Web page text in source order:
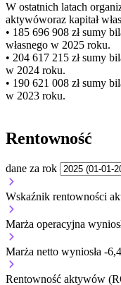
W ostatnich latach
aktywóworaz kapitał
• 185 696 908 złsumy
własnego w 2025 roku.
• 204 617 215 złsumy
w 2024 roku.
• 190 621 008 złsumy
w 2023 roku.
Rentowność
dane za rok
Wskaźnik rentowności
Marża operacyjna
Marża netto wyniosła -
Rentowność aktywów